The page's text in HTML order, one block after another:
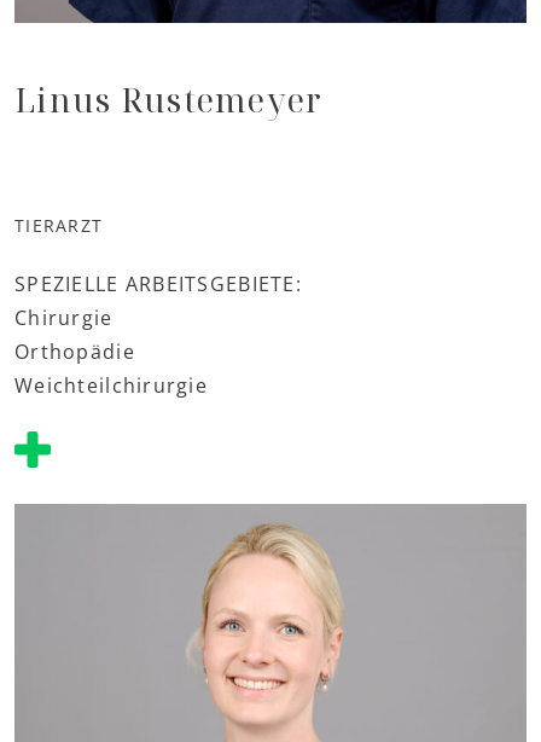
Linus Rustemeyer
TIERARZT
SPEZIELLE ARBEITSGEBIETE:
Chirurgie
Orthopädie
Weichteilchirurgie